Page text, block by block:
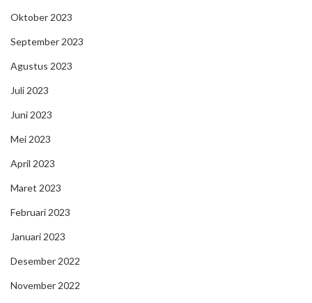
Oktober 2023
September 2023
Agustus 2023
Juli 2023
Juni 2023
Mei 2023
April 2023
Maret 2023
Februari 2023
Januari 2023
Desember 2022
November 2022